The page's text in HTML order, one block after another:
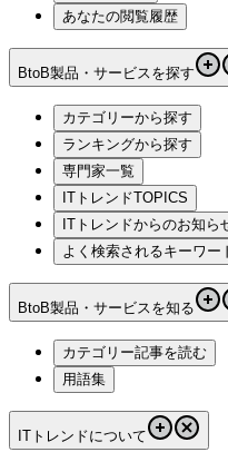
あなたの閲覧履歴
BtoB製品・サービスを探す
カテゴリーから探す
ランキングから探す
専門家一覧
ITトレンドTOPICS
ITトレンドからのお知ら
よく検索されるキーワー
BtoB製品・サービスを知る
カテゴリー記事を読む
用語集
ITトレンドについて